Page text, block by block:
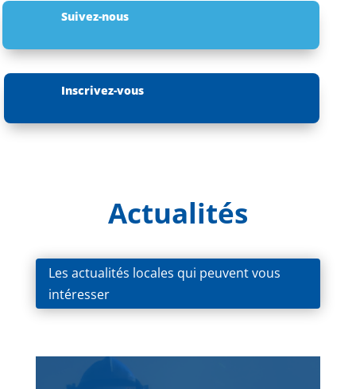
Suivez-nous
Inscrivez-vous
Actualités
Les actualités locales qui peuvent vous
intéresser